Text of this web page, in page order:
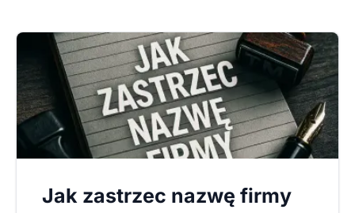
Jak zastrzec nazwę firmy